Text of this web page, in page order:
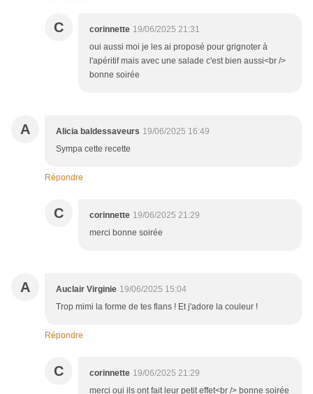
C corinnette 19/06/2025 21:31
oui aussi moi je les ai proposé pour grignoter à
l'apéritif mais avec une salade c'est bien aussi<br />
bonne soirée
A Alicia baldessaveurs 19/06/2025 16:49
Sympa cette recette
Répondre
C corinnette 19/06/2025 21:29
merci bonne soirée
A Auclair Virginie 19/06/2025 15:04
Trop mimi la forme de tes flans ! Et j'adore la couleur !
Répondre
C corinnette 19/06/2025 21:29
merci oui ils ont fait leur petit effet<br /> bonne soirée